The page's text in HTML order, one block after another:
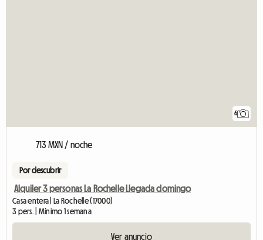
6
713 MXN / noche
Por descubrir
Alquiler 3 personas La Rochelle Llegada domingo
Casa entera | La Rochelle (17000)
3 pers. | Mínimo 1 semana
Ver anuncio